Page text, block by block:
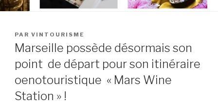
PUBLIÉ
LE
PAR VINTOURISME
Marseille possède désormais son
point de départ pour son itinéraire
oenotouristique « Mars Wine
Station » !